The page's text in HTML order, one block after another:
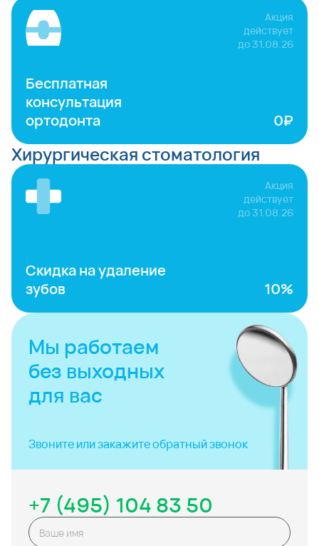
Акция
действует
до31.08.26
Бесплатная
консультация
ортодонта
0₽
Хирургическая стоматология
Акция
действует
до31.08.26
Скидка на удаление
зубов
10%
Мы работаем
без выходных
для вас
Звоните или закажитеобратный звонок
+7 (495) 104 83 50